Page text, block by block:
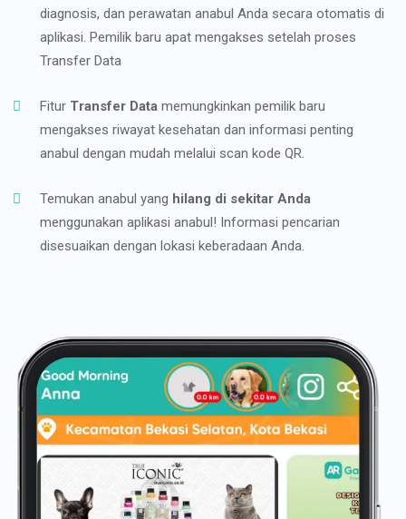
diagnosis, dan perawatan anabul Anda secara otomatis di
aplikasi. Pemilik baru apat mengakses setelah proses
Transfer Data
Fitur Transfer Data memungkinkan pemilik baru
mengakses riwayat kesehatan dan informasi penting
anabul dengan mudah melalui scan kode QR.
Temukan anabul yang hilang di sekitar Anda
menggunakan aplikasi anabul! Informasi pencarian
disesuaikan dengan lokasi keberadaan Anda.